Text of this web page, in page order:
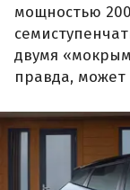
мощностью
двумя
правда,